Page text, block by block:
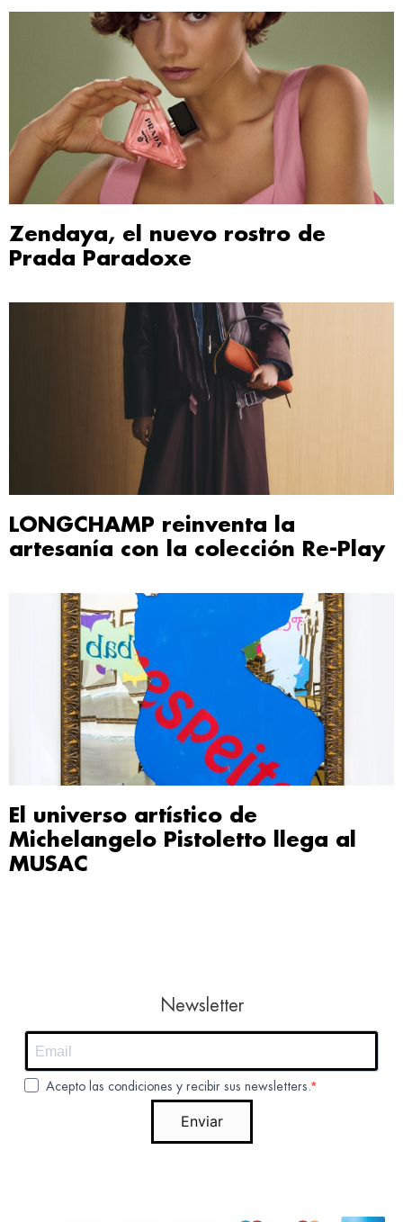
Zendaya, el nuevo rostro de
Prada Paradoxe
LONGCHAMP reinventa la
artesanía con la colección Re-Play
El universo artístico de
Michelangelo Pistoletto llega al
MUSAC
Newsletter
Acepto las condiciones y recibir sus newsletters.
Enviar